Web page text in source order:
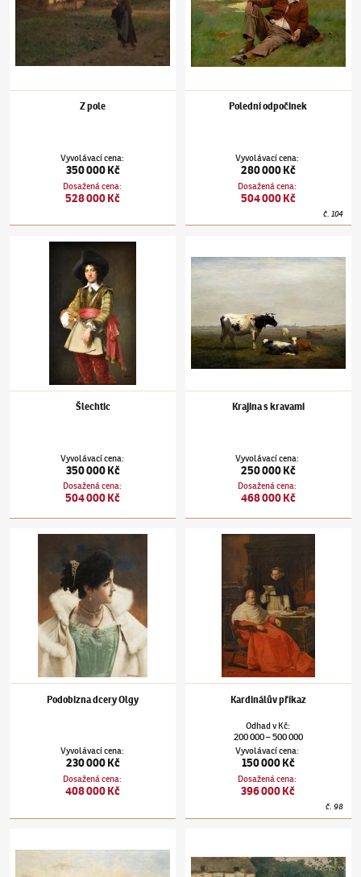
Z pole
Vyvolávací cena:
350 000 Kč
Dosažená cena:
528 000 Kč
Polední odpočinek
Vyvolávací cena:
280 000 Kč
Dosažená cena:
504 000 Kč
č.104
Václav Brožík(1851–1901)Šlechtic
Šlechtic
Vyvolávací cena:
350 000 Kč
Dosažená cena:
504 000 Kč
Krajina s kravami
Vyvolávací cena:
250 000 Kč
Dosažená cena:
468 000 Kč
Václav Brožík(1851–1901)Podobizna dcery Olgy
Podobizna dcery Olgy
Vyvolávací cena:
230 000 Kč
Dosažená cena:
408 000 Kč
Václav Brožík(1851–1901)Kardinálův
Kardinálův příkaz
OdhadvKč:
200 000–500 000
Vyvolávací cena:
150 000 Kč
Dosažená cena:
396 000 Kč
č.98